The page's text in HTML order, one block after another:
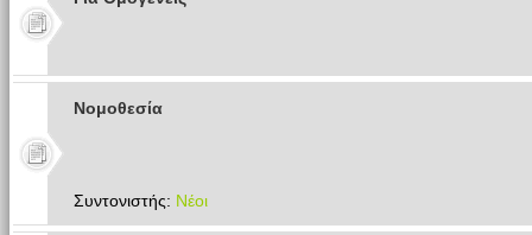
Νομοθεσία
Συντονιστής: Νέοι